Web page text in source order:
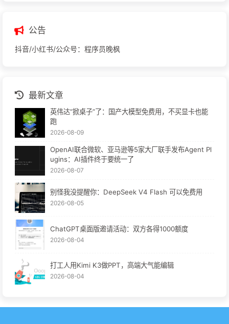
公告
抖音/小红书/公众号：程序员晚枫
最新文章
英伟达“掀桌子”了：国产大模型免费用，不买显卡也能
跑
2026-08-09
OpenAI联合微软、亚马逊等5家大厂联手发布Agent Pl
ugins：AI插件终于要统一了
2026-08-07
别怪我没提醒你：DeepSeek V4 Flash 可以免费用
2026-08-05
ChatGPT桌面版邀请活动：双方各得1000额度
2026-08-04
打工人用Kimi K3做PPT，高端大气能编辑
2026-08-04